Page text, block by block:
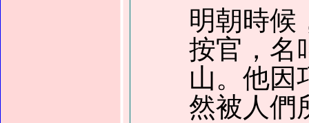
明朝時候
按官，名
山。他因
然被人們